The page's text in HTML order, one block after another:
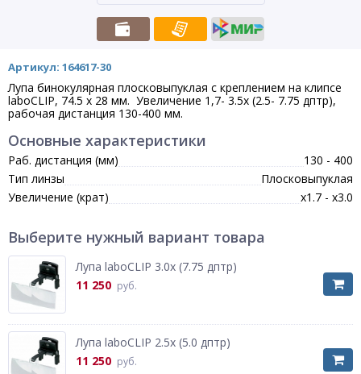
Артикул: 164617-30
Лупа бинокулярная плосковыпуклая с креплением на клипсе
laboCLIP, 74.5 х 28 мм. Увеличение 1,7- 3.5х (2.5- 7.75 дптр),
рабочая дистанция 130-400 мм.
Основные характеристики
Раб. дистанция (мм)
130 - 400
Тип линзы
Плосковыпуклая
Увеличение (крат)
x1.7 - x3.0
Выберите нужный вариант товара
Лупа laboCLIP 3.0х (7.75 дптр)
11 250 руб.
Лупа laboCLIP 2.5х (5.0 дптр)
11 250 руб.